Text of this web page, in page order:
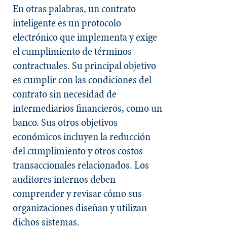
En otras palabras, un contrato
inteligente es un protocolo
electrónico que implementa y exige
el cumplimiento de términos
contractuales. Su principal objetivo
es cumplir con las condiciones del
contrato sin necesidad de
intermediarios financieros, como un
banco. Sus otros objetivos
económicos incluyen la reducción
del cumplimiento y otros costos
transaccionales relacionados. Los
auditores internos deben
comprender y revisar cómo sus
organizaciones diseñan y utilizan
dichos sistemas.